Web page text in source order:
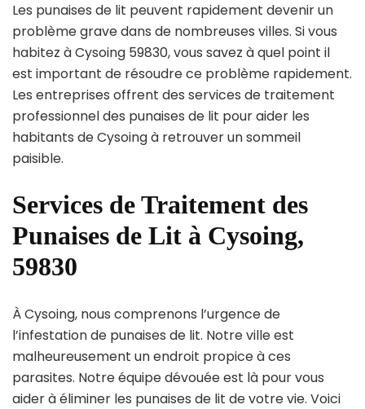
Les punaises de lit peuvent rapidement devenir un
problème grave dans de nombreuses villes. Si vous
habitez à Cysoing 59830, vous savez à quel point il
est important de résoudre ce problème rapidement.
Les entreprises offrent des services de traitement
professionnel des punaises de lit pour aider les
habitants de Cysoing à retrouver un sommeil
paisible.
Services de Traitement des
Punaises de Lit à Cysoing,
59830
À Cysoing, nous comprenons l’urgence de
l’infestation de punaises de lit. Notre ville est
malheureusement un endroit propice à ces
parasites. Notre équipe dévouée est là pour vous
aider à éliminer les punaises de lit de votre vie. Voici